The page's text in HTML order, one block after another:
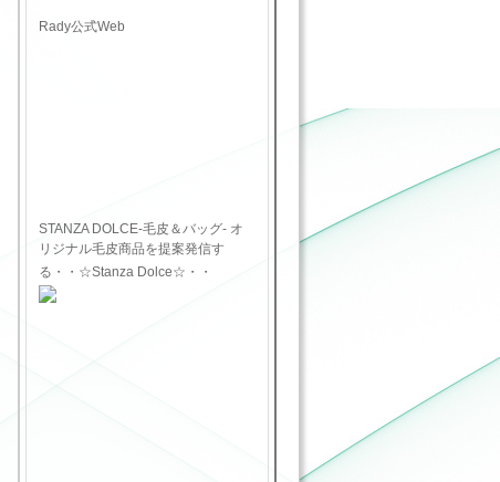
Rady公式Web
STANZA DOLCE-毛皮＆バッグ- オ
リジナル毛皮商品を提案発信す
る・・☆Stanza Dolce☆・・